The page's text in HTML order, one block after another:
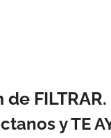
FILTRAR.
y TE